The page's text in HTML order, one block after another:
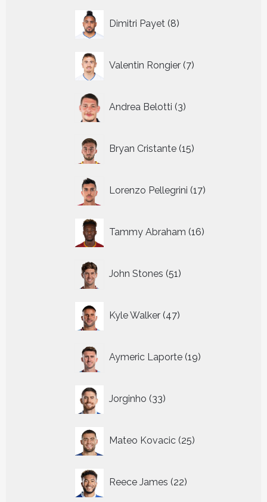
Dimitri Payet 8
producten
Valentin Rongier 7
producten
Andrea Belotti 3
producten
Bryan Cristante 15
producten
Lorenzo Pellegrini 17
producten
Tammy Abraham 16
producten
John Stones 51
producten
Kyle Walker 47
producten
Aymeric Laporte 19
producten
Jorginho 33
producten
Mateo Kovacic 25
producten
Reece James 22
producten